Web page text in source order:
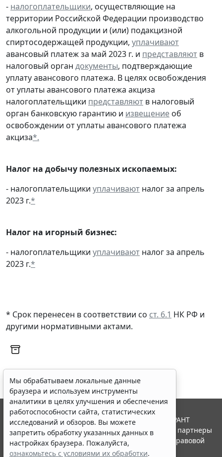
- налогоплательщики, осуществляющие на
территории Российской Федерации производство
алкогольной продукции и (или) подакцизной
спиртосодержащей продукции, уплачивают
авансовый платеж за май 2023 г. и представляют в
налоговый орган документы, подтверждающие
уплату авансового платежа. В целях освобождения
от уплаты авансового платежа акциза
налогоплательщики представляют в налоговый
орган банковскую гарантию и извещение об
освобождении от уплаты авансового платежа
акциза*.
Налог на добычу полезных ископаемых:
- налогоплательщики уплачивают налог за апрель
2023 г.*
Налог на игорный бизнес:
- налогоплательщики уплачивают налог за апрель
2023 г.*
* Срок перенесен в соответствии со ст. 6.1 НК РФ и
другими нормативными актами.
Мы обрабатываем локальные данные
браузера и используем инструменты
аналитики в целях улучшения и обеспечения
работоспособности сайта, статистических
исследований и обзоров. Вы можете
запретить обработку указанных данных в
настройках браузера. Пожалуйста,
ознакомьтесь с условиями их обработки.
© ООО "НПП "ГАРАНТ-СЕРВИС", 2026. Система ГАРАНТ
выпускается с 1990 года. Компания "Гарант" и ее партнеры
являются участниками Российской ассоциации правовой
информации ГАРАНТ.